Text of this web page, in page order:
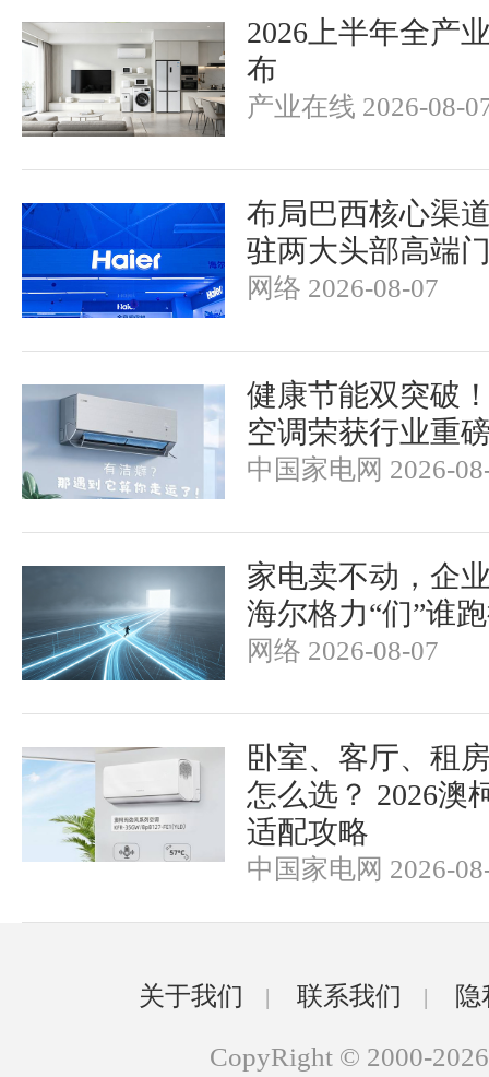
2026上半年全产
布
产业在线 2026-08-
布局巴西核心渠
驻两大头部高端
网络 2026-08-07
健康节能双突破
空调荣获行业重
中国家电网 2026-
家电卖不动，企
海尔格力“们”谁
网络 2026-08-07
卧室、客厅、租
怎么选？ 2026澳
适配攻略
中国家电网 2026-
关于我们 | 联系我们 |
CopyRight © 2000-2026